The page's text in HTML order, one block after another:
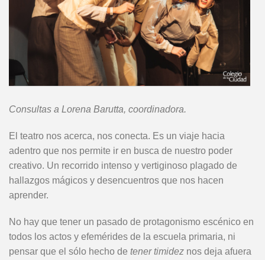
Consultas a Lorena Barutta, coordinadora.
El teatro nos acerca, nos conecta. Es un viaje hacia
adentro que nos permite ir en busca de nuestro poder
creativo. Un recorrido intenso y vertiginoso plagado de
hallazgos mágicos y desencuentros que nos hacen
aprender.
No hay que tener un pasado de protagonismo escénico en
todos los actos y efemérides de la escuela primaria, ni
pensar que el sólo hecho de tener timidez nos deja afuera